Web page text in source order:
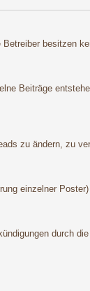
besitzen
Beiträge
zu ändern, zu
einzelner
durch